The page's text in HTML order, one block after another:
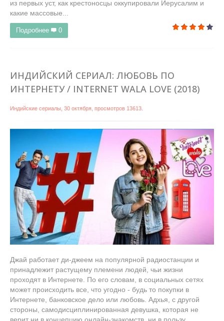
из первых уст, как крестоносцы оккупировали Иерусалим и
какие массовые...
Подробнее 0
ИНДИЙСКИЙ СЕРИАЛ: ЛЮБОВЬ ПО
ИНТЕРНЕТУ / INTERNET WALA LOVE (2018)
Индийские сериалы 30 октября , просмотров 13613.
Джай работает ди-джеем на популярной радиостанции и
принадлежит растущему племени людей, чьи жизни
проходят в Интернете. По его словам, в социальных сетях
может происходить все, что угодно - будь то покупки в
Интернете, банковское дело или любовь. Адхья, с другой
стороны, самодисциплинированная девушка, которая не